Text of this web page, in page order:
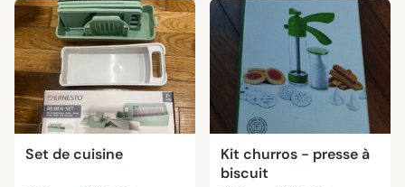
Set de cuisine
Kit churros - presse à
biscuit